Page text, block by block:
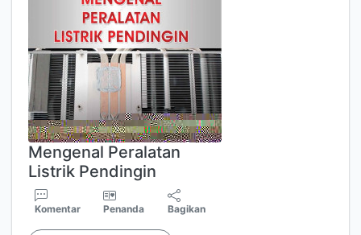
Mengenal Peralatan
Listrik Pendingin
Komentar Penanda Bagikan